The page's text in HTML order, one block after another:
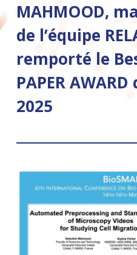
MAHMOOD,
de l’équipe
remporté le
PAPER
2025